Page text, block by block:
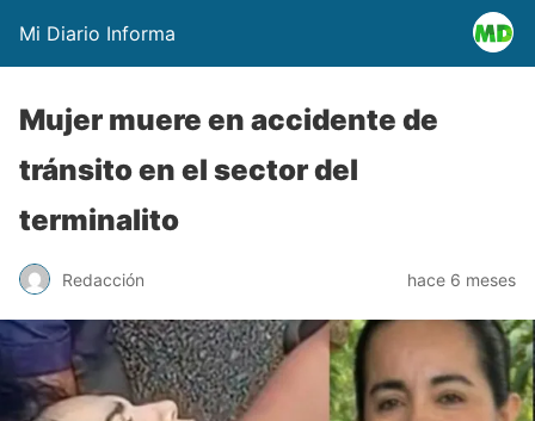
Mi Diario Informa
Mujer muere en accidente de
tránsito en el sector del
terminalito
Redacción hace 6 meses